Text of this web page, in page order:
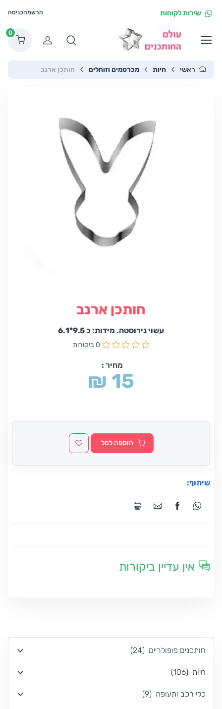
שירות לקוחות הרשמהכניסה
הרשמה
0
ראשי חיות מכרסמים וזוחלים חותכן ארנב
חותכן ארנב
עשוי נירוסטה. מידות: כ 9.5*6.1
0 ביקורות
מחיר :
₪ 15
הוספה לסל
שיתוף:
אין עדיין ביקורות
חותכנים פופולריים (
24
)
חיות (
106
)
כלי רכב ותעופה (
9
)